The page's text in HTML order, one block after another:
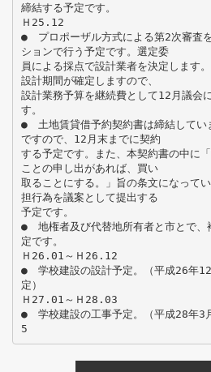
締結する予定です。
Ｈ25.12
● プロポーザル方式による第2次審査
ションで行う予定です。選定委
員による採点で設計業者を決定します
設計期間が確定しますので、
設計業務予算を継続費として12月議会
す。
● 土地賃貸借予約契約書は締結してい
ですので、12月末までに契約
する予定です。また、本契約書の中に
ことの申し出があれば、買い
取ることにする。」旨の条文になって
担行為を議案として提出する
予定です。
● 地権者及び代替地所有者と市とで、
定です。
Ｈ26.01～Ｈ26.12
● 学校建設の設計予定。（平成26年
定）
Ｈ27.01～Ｈ28.03
● 学校建設の工事予定。（平成28年3